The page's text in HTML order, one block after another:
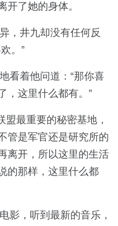
开了她的身体。
，井九却没有任何反
。”
看着他问道：“那你喜
，这里什么都有。”
最重要的秘密基地，
管是军官还是研究所的
离开，所以这里的生活
的那样，这里什么都
影，听到最新的音乐，